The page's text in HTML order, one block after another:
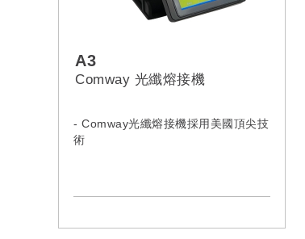
A3
Comway 光纖熔接機
- Comway光纖熔接機採用美國頂尖技
術